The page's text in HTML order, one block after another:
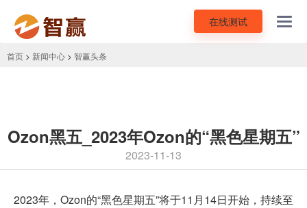
在线测试
首页 > 新闻中心 > 智赢头条
Ozon黑五_2023年Ozon的“黑色星期五”
2023-11-13
2023年， Ozon的“黑色星期五”将于11月14日开始，持续至